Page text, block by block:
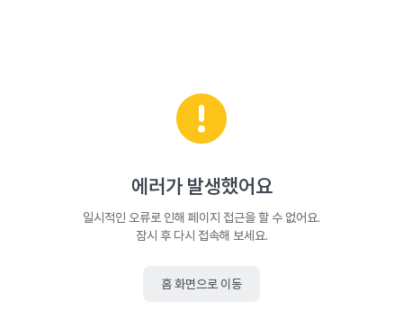
에러가 발생했어요
일시적인 오류로 인해 페이지 접근을 할 수 없어요.
잠시 후 다시 접속해 보세요.
홈 화면으로 이동